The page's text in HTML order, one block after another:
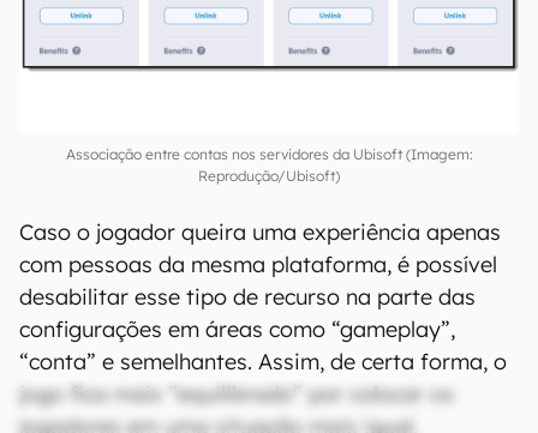
Associação entre contas nos servidores da Ubisoft (Imagem:
Reprodução/Ubisoft)
Caso o jogador queira uma experiência apenas
com pessoas da mesma plataforma, é possível
desabilitar esse tipo de recurso na parte das
configurações em áreas como “gameplay”,
“conta” e semelhantes. Assim, de certa forma, o
jogo fica mais “equilibrado” por colocar os
jogadores em uma situação mais igual.